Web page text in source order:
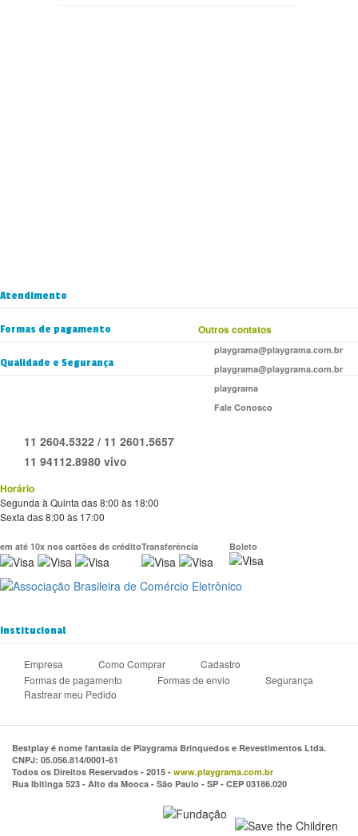
Atendimento
Outros contatos
playgrama@playgrama.com.br
playgrama@playgrama.com.br
playgrama
Fale Conosco
11 2604.5322 / 11 2601.5657
11 94112.8980 vivo
Horário
Segunda à Quinta das 8:00 às 18:00
Sexta das 8:00 às 17:00
Formas de pagamento
em até 10x nos cartões de créditoTransferência Boleto
Qualidade e Segurança
Institucional
Empresa Como Comprar
Cadastro
Formas de pagamento
Formas de envio
Segurança
Rastrear meu Pedido
Bestplay é nome fantasia de Playgrama Brinquedos e Revestimentos Ltda.
CNPJ: 05.056.814/0001-61
Todos os Direitos Reservados - 2015 - www.playgrama.com.br
Rua Ibitinga 523 - Alto da Mooca - São Paulo - SP - CEP 03186.020